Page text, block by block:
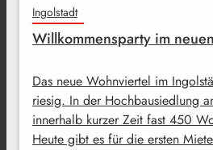
Ingolstadt
Willkommensparty im
Das neue Wohnviertel im
riesig. In der Hochbausiedlung
innerhalb kurzer Zeit fast 450
Heute gibt es für die ersten